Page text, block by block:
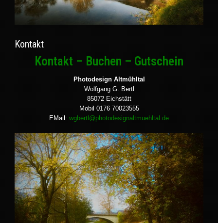
Kontakt
Kontakt – Buchen – Gutschein
Photodesign Altmühltal
Wolfgang G. Bertl
85072 Eichstätt
Mobil 0176 70023555
EMail: wgbertl@photodesignaltmuehltal.de